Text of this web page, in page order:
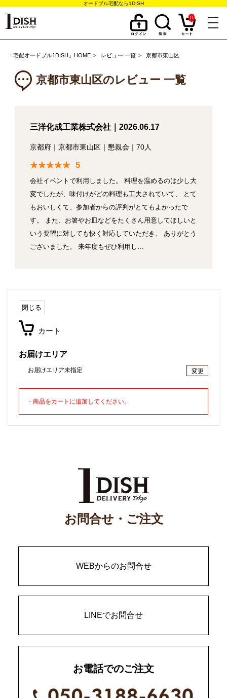
オードブル宅配なら1DISH
0
「宅配オードブル1DISH」HOME レビュー 一覧 京都市東山区
京都市東山区のレビュー 一覧
三洋化成工業株式会社｜2026.06.17
京都府｜ 京都市東山区｜ 懇親会｜ 70人
5
会社イベントで利用しました。 料理を温めるのは少し大
変でしたが、味付けがどの料理も工夫されていて、 とて
もおいしくて、参加者からの評判がとてもよかったで
す。 また、お箸やお皿などをたくさん用意してほしいと
いう要望に対しても快く対応していただき、 ありがとう
ございました。 来年度もぜひ利用し…
閉じる
カート
お届けエリア
お届けエリア未指定 変更
・商品をカートに追加してください。
お問合せ・ご注文
WEBからのお問合せ
LINEでお問合せ
お電話でのご注文